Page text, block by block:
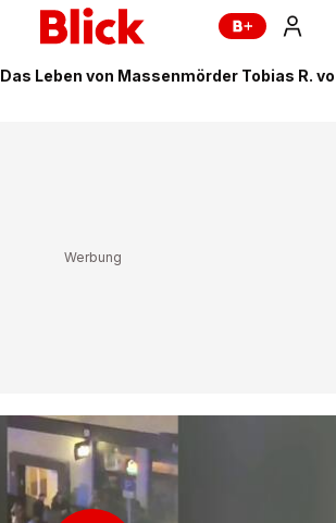
Das Leben von Massenmörder Tobias R.